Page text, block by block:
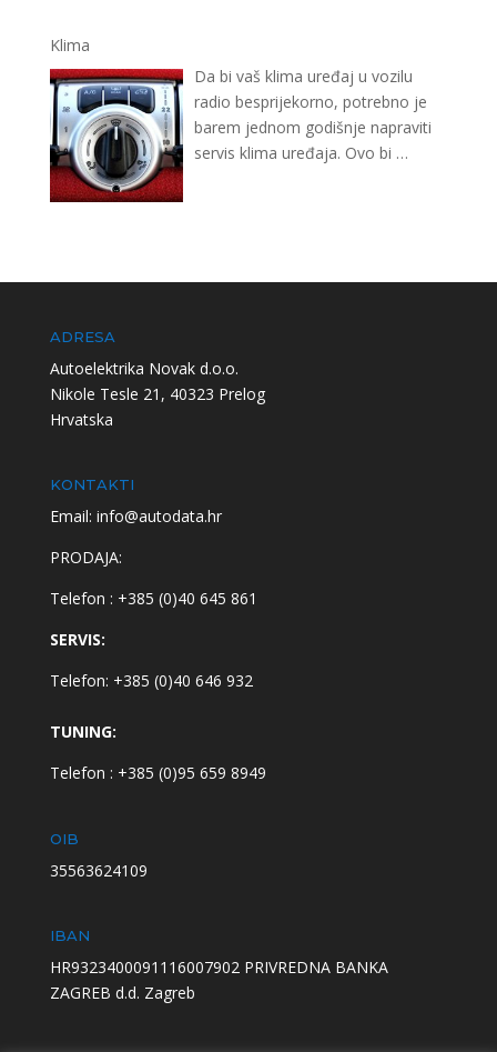
Klima
Da bi vaš klima uređaj u vozilu
radio besprijekorno, potrebno je
barem jednom godišnje napraviti
servis klima uređaja. Ovo bi …
ADRESA
Autoelektrika Novak d.o.o.
Nikole Tesle 21, 40323 Prelog
Hrvatska
KONTAKTI
Email: info@autodata.hr
PRODAJA:
Telefon : +385 (0)40 645 861
SERVIS:
Telefon: +385 (0)40 646 932
TUNING:
Telefon : +385 (0)95 659 8949
OIB
35563624109
IBAN
HR9323400091116007902 PRIVREDNA BANKA
ZAGREB d.d. Zagreb